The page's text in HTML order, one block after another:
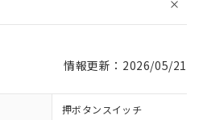
情報更新：2026/05/21
押ボタンスイッチ